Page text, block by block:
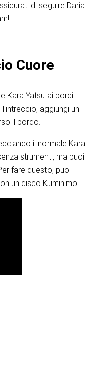
di seguire Daria
!
Cuore
Kara Yatsu ai bordi.
aggiungi un
il bordo.
il normale Kara
strumenti, ma puoi
fare questo, puoi
un disco Kumihimo